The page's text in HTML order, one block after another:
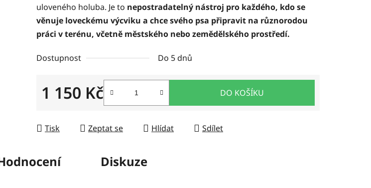
z
5
hvězdiček.
uloveného holuba. Je to nepostradatelný nástroj pro každého, kdo se
věnuje loveckému výcviku a chce svého psa připravit na různorodou
práci v terénu, včetně městského nebo zemědělského prostředí.
Dostupnost Do 5 dnů
1 150 Kč DO KOŠÍKU
Tisk Zeptat se Hlídat Sdílet
Diskuze